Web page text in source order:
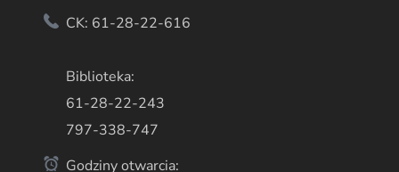
CK: 61-28-22-616
Biblioteka:
61-28-22-243
797-338-747
Godziny otwarcia: